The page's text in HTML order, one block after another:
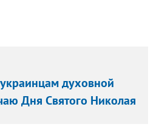
духовной
Дня Святого Николая